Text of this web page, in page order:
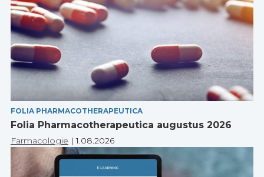
FOLIA PHARMACOTHERAPEUTICA
Folia Pharmacotherapeutica augustus 2026
Farmacologie |1.08.2026